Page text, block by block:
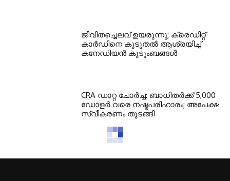
ജീവിതച്ചെലവ് ഉയരുന്നു; ക്രെഡിറ്റ്
കാർഡിനെ കൂടുതൽ ആശ്രയിച്ച്
കനേഡിയൻ കുടുംബങ്ങൾ
CRA ഡാറ്റ ചോർച്ച: ബാധിതർക്ക് 5,000
ഡോളർ വരെ നഷ്ടപരിഹാരം; അപേക്ഷ
സ്വീകരണം തുടങ്ങി